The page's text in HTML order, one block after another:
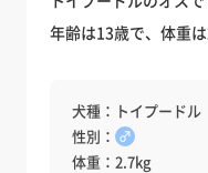
年齢は13歳で、体重
犬種：トイプードル
性別： ♂
体重：2.7kg